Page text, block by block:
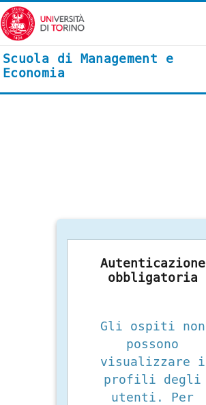
Vai al contenuto principale
Scuola di Management e
Economia
Autenticazione
obbligatoria
Gli ospiti non
possono
visualizzare i
profili degli
utenti. Per